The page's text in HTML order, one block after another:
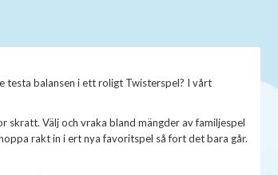
testa balansen i ett roligt Twisterspel? I vårt
skratt. Välj och vraka bland mängder av familjespel
rakt in i ert nya favoritspel så fort det bara går.